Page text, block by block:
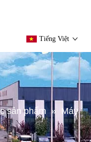
Tiếng Việt
sản phẩm »
Máy